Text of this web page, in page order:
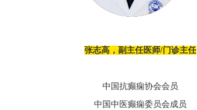
张志高，副主任医师/门诊主任
中国抗癫痫协会会员
中国中医癫痫委员会成员